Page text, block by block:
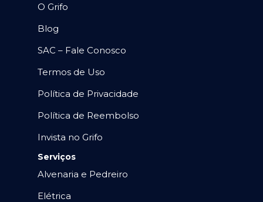
O Grifo
Blog
SAC – Fale Conosco
Termos de Uso
Política de Privacidade
Política de Reembolso
Invista no Grifo
Serviços
Alvenaria e Pedreiro
Elétrica